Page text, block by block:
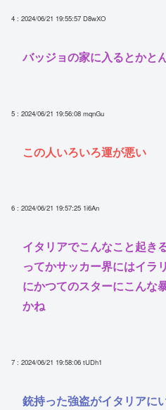
4 : 2024/06/21 19:55:57 D8wXO
バッジョの家に入るとかと
5 : 2024/06/21 19:56:08 mqnGu
この人いろいろ運が悪い
6 : 2024/06/21 19:57:25 1i6An
イタリアでこんなこと起き
ってかサッカー界にはイラ
にかつてのスターにこんな
かね
7 : 2024/06/21 19:58:06 tUDh1
銃持った強盗がイタリアに